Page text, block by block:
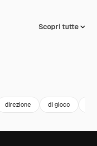
Scopri tutte
direzione di gioco